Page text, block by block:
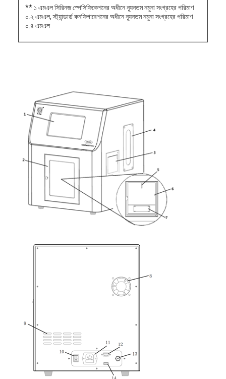
** ১ এমএল সিরিনজ স্পেসিফিকেশনের অধীনে ন্যূনতম নমুনা সংগ্রহের পরিমাণ
০.২ এমএল, স্ট্যান্ডার্ড কনফিগারেশনের অধীনে ন্যূনতম নমুনা সংগ্রহের পরিমাণ
০.৪ এমএল